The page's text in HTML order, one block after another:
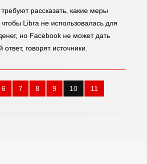
рассказать, какие меры
Libra не использовалась для
но Facebook не может дать
ответ, говорят источники.
6 7 8 9 10
11